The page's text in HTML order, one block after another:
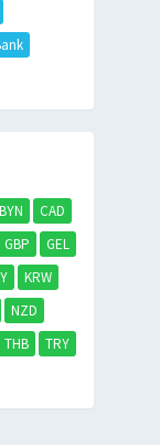
BYN
CAD
GBP
GEL
KRW
NZD
THB
TRY